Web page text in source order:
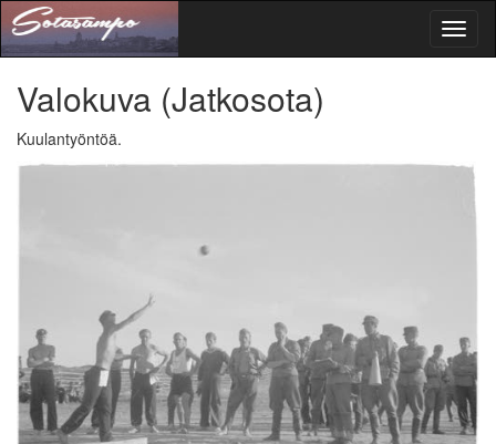
Valokuva (Jatkosota)
Kuulantyöntöä.